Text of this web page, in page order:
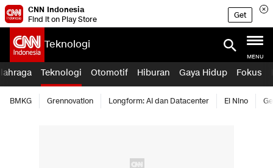
CNN Indonesia
Find it on Play Store
Get
Teknologi
MENU
Teknologi Otomotif Hiburan Gaya Hidup Fokus
BMKG Grennovation Longform: AI dan Datacenter El Nino